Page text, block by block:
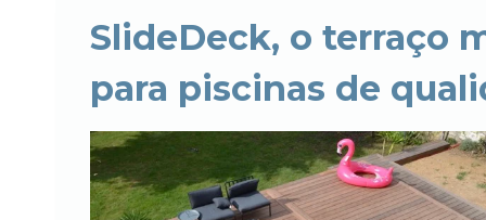
O
TERRAÇO
MÓVEL
NOSSAS
EM
MÓVEL
E
SlideDeck, o terraço
para piscinas de